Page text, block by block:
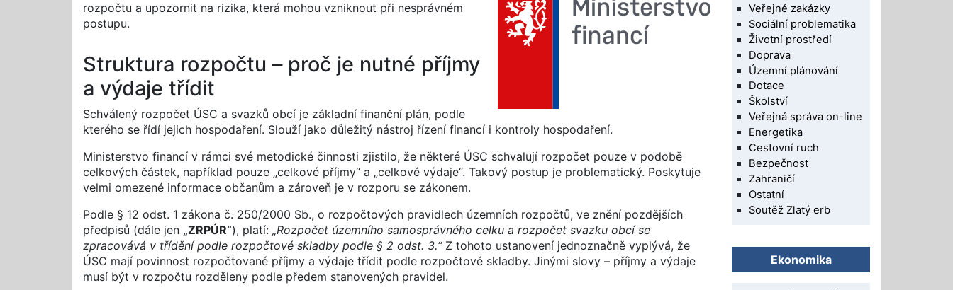
rozpočtu a upozornit na rizika, která mohou vzniknout při nesprávném
postupu.
Struktura rozpočtu – proč je nutné příjmy
a výdaje třídit
Schválený rozpočet ÚSC a svazků obcí je základní finanční plán, podle
kterého se řídí jejich hospodaření. Slouží jako důležitý nástroj řízení financí i kontroly hospodaření.
Ministerstvo financí v rámci své metodické činnosti zjistilo, že některé ÚSC schvalují rozpočet pouze v podobě
celkových částek, například pouze „celkové příjmy“ a „celkové výdaje“. Takový postup je problematický. Poskytuje
velmi omezené informace občanům a zároveň je v rozporu se zákonem.
Podle § 12 odst. 1 zákona č. 250/2000 Sb., o rozpočtových pravidlech územních rozpočtů, ve znění pozdějších
předpisů (dále jen „ZRPÚR“), platí: „Rozpočet územního samosprávného celku a rozpočet svazku obcí se
zpracovává v třídění podle rozpočtové skladby podle § 2 odst. 3.“Z tohoto ustanovení jednoznačně vyplývá, že
ÚSC mají povinnost rozpočtované příjmy a výdaje třídit podle rozpočtové skladby. Jinými slovy – příjmy a výdaje
musí být v rozpočtu rozděleny podle předem stanovených pravidel.
Veřejné zakázky
Sociální problematika
Životní prostředí
Doprava
Územní plánování
Dotace
Školství
Veřejná správa on-line
Energetika
Cestovní ruch
Bezpečnost
Zahraničí
Ostatní
Soutěž Zlatý erb
Ekonomika